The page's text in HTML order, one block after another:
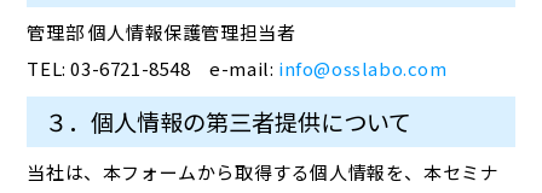
管理部 個人情報保護管理担当者
TEL: 03-6721-8548 e-mail: info@osslabo.com
３．個人情報の第三者提供について
当社は、本フォームから取得する個人情報を、本セミナ